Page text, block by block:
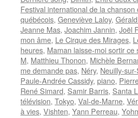
Festival international de la chanson
québécois, Geneviève Laloy,
Jeanne Mas, Joachim Jannin, Joël
mon âme, Le Cirque des Mirages,
heures, Maman laisse-moi sortir ce
M, Matthieu Thonon, Michèle
me demande pas, Néry, Neuilly-
Paule-Andrée Cassidy, piano,
René Simard, Samir Barris, Santa
télévision, Tokyo, Val-de-Marne,
à vies, Vishten, Yann Perreau,